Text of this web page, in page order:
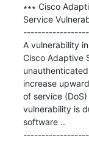
∗∗∗ Cisco
Service
A vulnerability
Cisco Adaptive
increase
of service
vulnerability is
software ..